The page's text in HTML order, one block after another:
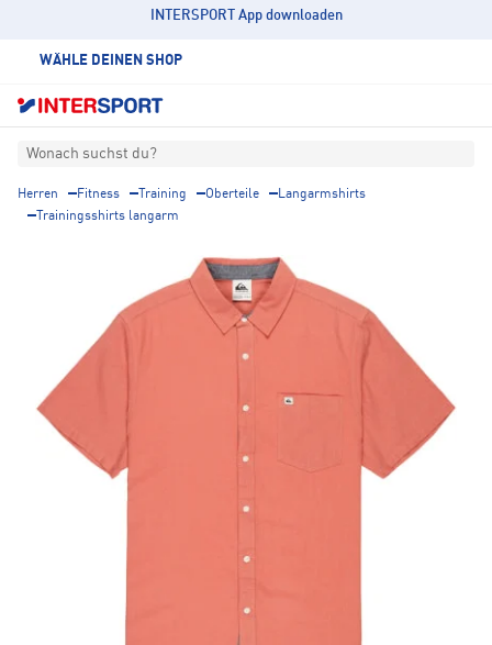
INTERSPORT App downloaden
WÄHLE DEINEN SHOP
Wonach suchst du?
Herren Fitness Training Oberteile
Langarmshirts
Trainingsshirts langarm